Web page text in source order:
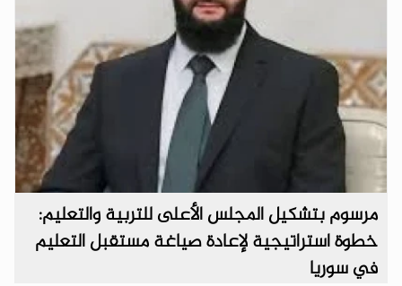
مرسوم بتشكيل المجلس الأعلى للتربية والتعليم:
خطوة استراتيجية لإعادة صياغة مستقبل التعليم
في سوريا